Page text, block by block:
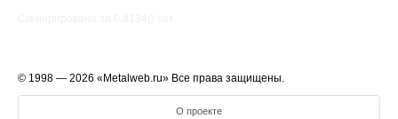
© 1998 — 2026 «Metalweb.ru» Все права защищены.
О проекте